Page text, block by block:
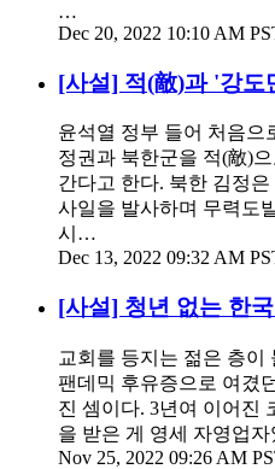
…
Dec 20, 2022 10:10 AM
[사설] 적(敵)과 '강도
윤석열 정부 들어 처음으
정권과 북한군을 적(敵)
간다고 한다. 북한 김정
사일을 발사하며 무력도
시…
Dec 13, 2022 09:32 AM
[사설] 청년 없는 한
교회를 등지는 젊은 층이
팬데믹 후유증으로 여겼
진 셈이다. 3년여 이어진
을 받은 게 영세 자영업
Nov 25, 2022 09:26 AM